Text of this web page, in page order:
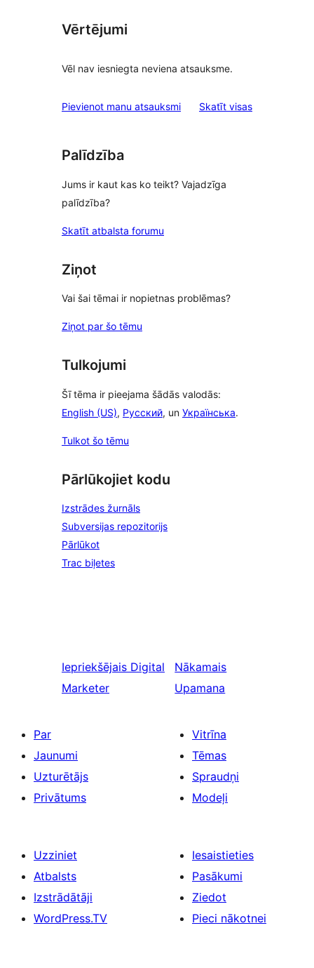
Vērtējumi
Vēl nav iesniegta neviena atsauksme.
Pievienot manu atsauksmi Skatīt visasatsauksmes
Palīdzība
Jums ir kaut kas ko teikt? Vajadzīga
palīdzība?
Skatīt atbalsta forumu
Ziņot
Vai šai tēmai ir nopietnas problēmas?
Ziņot par šo tēmu
Tulkojumi
Šī tēma ir pieejama šādās valodās:
English (US), Русский, un Українська.
Tulkot šo tēmu
Pārlūkojiet kodu
Izstrādes žurnāls
Subversijas repozitorijs
Pārlūkot
Trac biļetes
Iepriekšējais Digital
Marketer
Nākamais
Upamana
Par
Jaunumi
Uzturētājs
Privātums
Vitrīna
Tēmas
Spraudņi
Modeļi
Uzziniet
Atbalsts
Izstrādātāji
WordPress.TV
Iesaistieties
Pasākumi
Ziedot
Pieci nākotnei